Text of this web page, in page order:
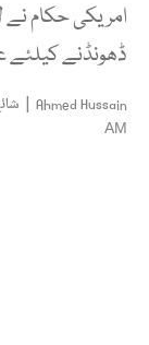
ڈھونڈنے
Ahmed Hussain
|
AM